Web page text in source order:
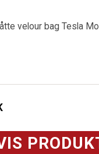
velour bag Tesla